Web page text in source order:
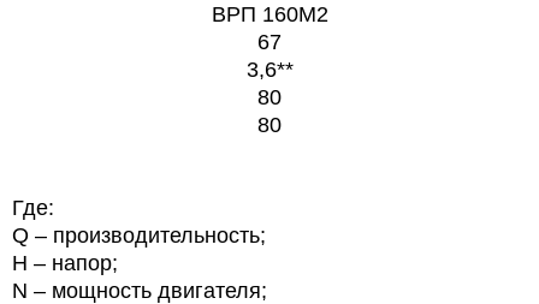
ВРП 160М2
67
3,6**
80
80
Где:
Q – производительность;
Н – напор;
N – мощность двигателя;